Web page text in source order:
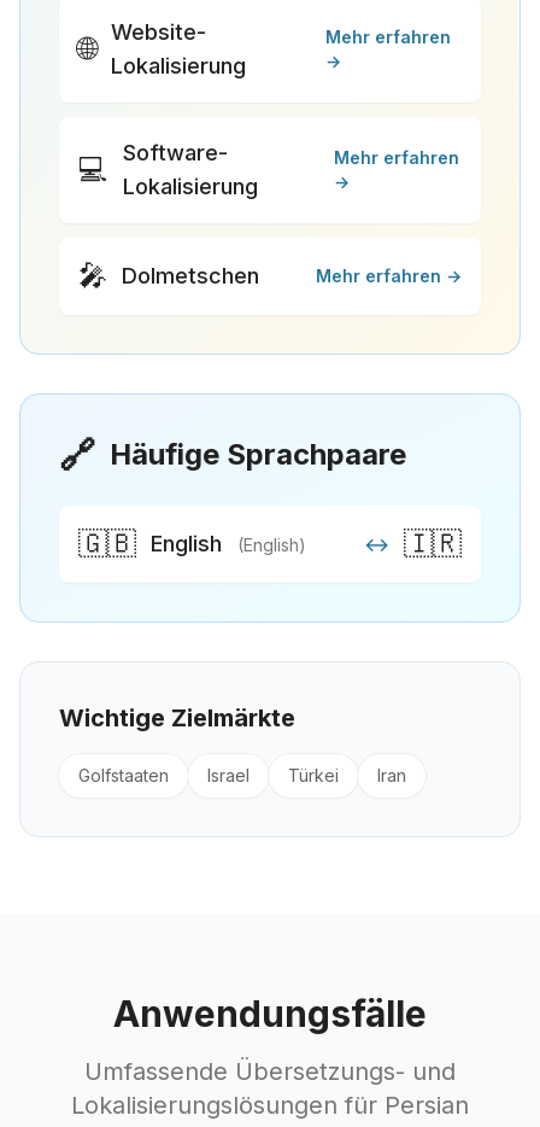
🌐 Website-
Lokalisierung
Mehr erfahren
→
💻
Software-
Lokalisierung
Mehr erfahren
→
🎤 Dolmetschen Mehr erfahren →
🔗 Häufige Sprachpaare
🇬🇧 English (English) ↔ 🇮🇷
Wichtige Zielmärkte
Golfstaaten Israel Türkei Iran
Anwendungsfälle
Umfassende Übersetzungs- und
Lokalisierungslösungen für Persian